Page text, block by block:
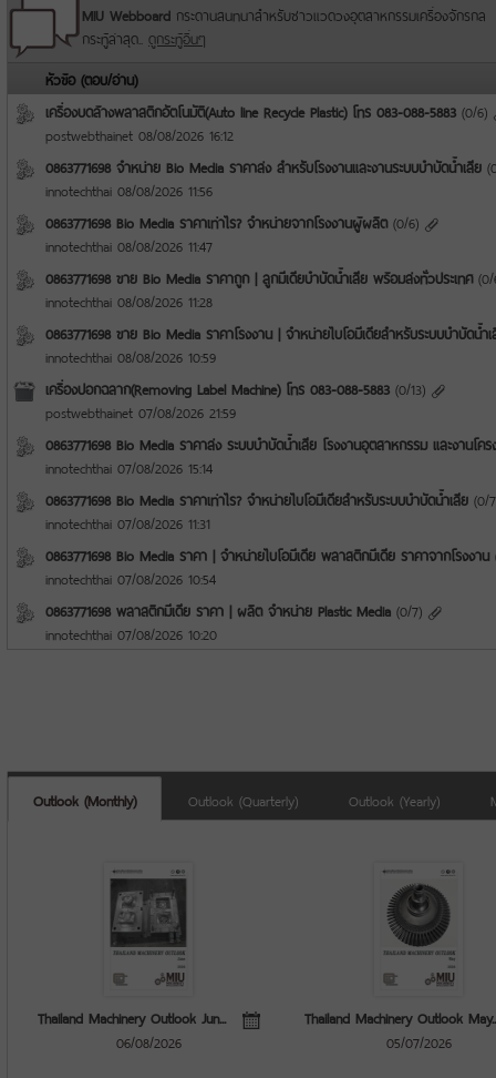
MIU Webboard กระดานสนทนาสำหรับชาวแวดวงอุตสาหกรรมเครื่องจักรกล
กระทู้ล่าสุด.. ดูกระทู้อื่นๆ
หัวข้อ (ตอบ/อ่าน)
เครื่องบดล้างพลาสติกอัตโนมัติ(Auto line Recycle Plastic) โทร 083-088-5883 (0/6)
postwebthainet 08/08/2026 16:12
0863771698 จำหน่าย Bio Media ราคาส่ง สำหรับโรงงานและงานระบบบำบัดน้ำเสีย (
innotechthai 08/08/2026 11:56
0863771698 Bio Media ราคาเท่าไร? จำหน่ายจากโรงงานผู้ผลิต(0/6)
innotechthai 08/08/2026 11:47
0863771698 ขาย Bio Media ราคาถูก | ลูกมีเดียบำบัดน้ำเสีย พร้อมส่งทั่วประเทศ(0/
innotechthai 08/08/2026 11:28
0863771698 ขาย Bio Media ราคาโรงงาน | จำหน่ายไบโอมีเดียสำหรับระบบบำบัดน้ำ
innotechthai 08/08/2026 10:59
เครื่องปอกฉลาก(Removing Label Machine) โทร 083-088-5883 (0/13)
postwebthainet 07/08/2026 21:59
0863771698 Bio Media ราคาส่ง ระบบบำบัดน้ำเสีย โรงงานอุตสาหกรรม และงานโคร
innotechthai 07/08/2026 15:14
0863771698 Bio Media ราคาเท่าไร? จำหน่ายไบโอมีเดียสำหรับระบบบำบัดน้ำเสีย (0/7
innotechthai 07/08/2026 11:31
0863771698 Bio Media ราคา | จำหน่ายไบโอมีเดีย พลาสติกมีเดีย ราคาจากโรงงาน
innotechthai 07/08/2026 10:54
0863771698 พลาสติกมีเดีย ราคา | ผลิต จำหน่าย Plastic Media (0/7)
innotechthai 07/08/2026 10:20
Outlook (Monthly) Outlook (Quarterly) Outlook (Yearly)
Thailand Machinery Outlook Jun...
06/08/2026
Thailand Machinery Outlook
05/07/2026